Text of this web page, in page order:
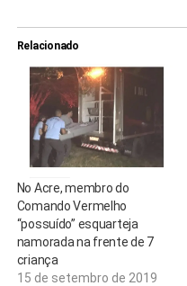
Relacionado
No Acre, membro do
Comando Vermelho
“possuído” esquarteja
namorada na frente de 7
criança
15 de setembro de 2019